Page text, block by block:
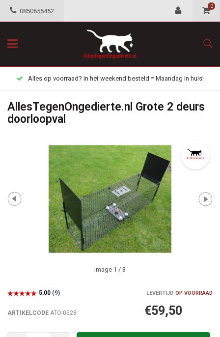
0850655452
0
Alles op voorraad? In het weekend besteld = Maandag in huis!
AllesTegenOngedierte.nl Grote 2 deurs
doorloopval
Image 1 / 3
LEVERTIJD OP VOORRAAD
ARTIKELCODE ATO-0528 €59,50